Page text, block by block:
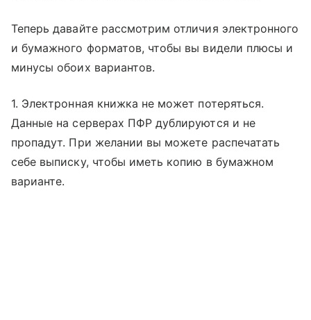
Теперь давайте рассмотрим отличия электронного
и бумажного форматов, чтобы вы видели плюсы и
минусы обоих вариантов.
1. Электронная книжка не может потеряться.
Данные на серверах ПФР дублируются и не
пропадут. При желании вы можете распечатать
себе выписку, чтобы иметь копию в бумажном
варианте.